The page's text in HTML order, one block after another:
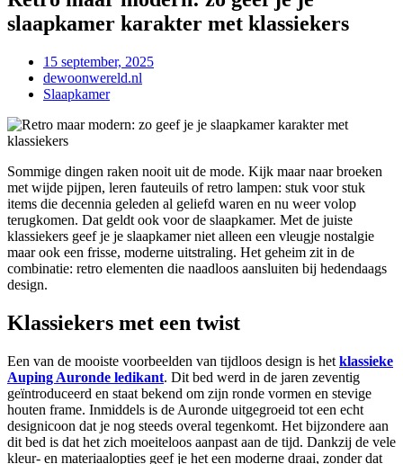
slaapkamer karakter met klassiekers
15 september, 2025
dewoonwereld.nl
Slaapkamer
Sommige dingen raken nooit uit de mode. Kijk maar naar broeken
met wijde pijpen, leren fauteuils of retro lampen: stuk voor stuk
items die decennia geleden al geliefd waren en nu weer volop
terugkomen. Dat geldt ook voor de slaapkamer. Met de juiste
klassiekers geef je je slaapkamer niet alleen een vleugje nostalgie
maar ook een frisse, moderne uitstraling. Het geheim zit in de
combinatie: retro elementen die naadloos aansluiten bij hedendaags
design.
Klassiekers met een twist
Een van de mooiste voorbeelden van tijdloos design is het klassieke
Auping Auronde ledikant. Dit bed werd in de jaren zeventig
geïntroduceerd en staat bekend om zijn ronde vormen en stevige
houten frame. Inmiddels is de Auronde uitgegroeid tot een echt
designicoon dat je nog steeds overal tegenkomt. Het bijzondere aan
dit bed is dat het zich moeiteloos aanpast aan de tijd. Dankzij de vele
kleur- en materiaalopties geef je het een moderne draai, zonder dat